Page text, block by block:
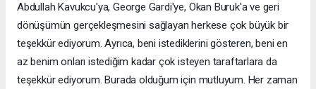
Abdullah Kavukcu'ya, George Gardi'ye, Okan Buruk'a ve geri
dönüşümün gerçekleşmesini sağlayan herkese çok büyük bir
teşekkür ediyorum. Ayrıca, beni istediklerini gösteren, beni en
az benim onları istediğim kadar çok isteyen taraftarlara da
teşekkür ediyorum. Burada olduğum için mutluyum. Her zaman